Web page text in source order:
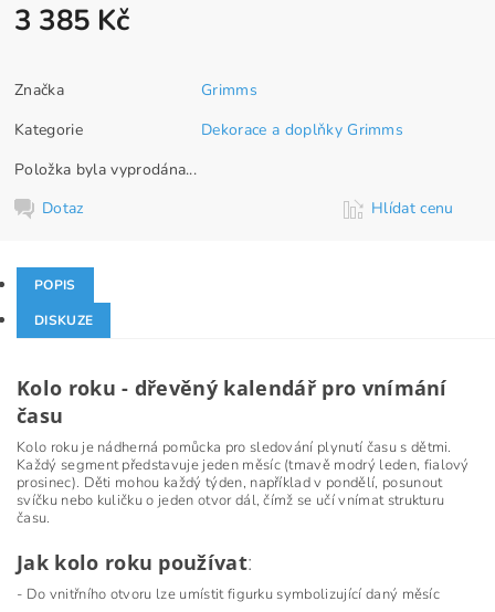
3 385 Kč
Značka
Grimms
Kategorie
Dekorace a doplňky Grimms
Položka byla vyprodána...
Dotaz
Hlídat cenu
POPIS
DISKUZE
Kolo roku - dřevěný kalendář pro vnímání
času
Kolo roku je nádherná pomůcka pro sledování plynutí času s dětmi.
Každý segment představuje jeden měsíc (tmavě modrý leden, fialový
prosinec). Děti mohou každý týden, například v pondělí, posunout
svíčku nebo kuličku o jeden otvor dál, čímž se učí vnímat strukturu
času.
Jak kolo roku používat:
- Do vnitřního otvoru lze umístit figurku symbolizující daný měsíc